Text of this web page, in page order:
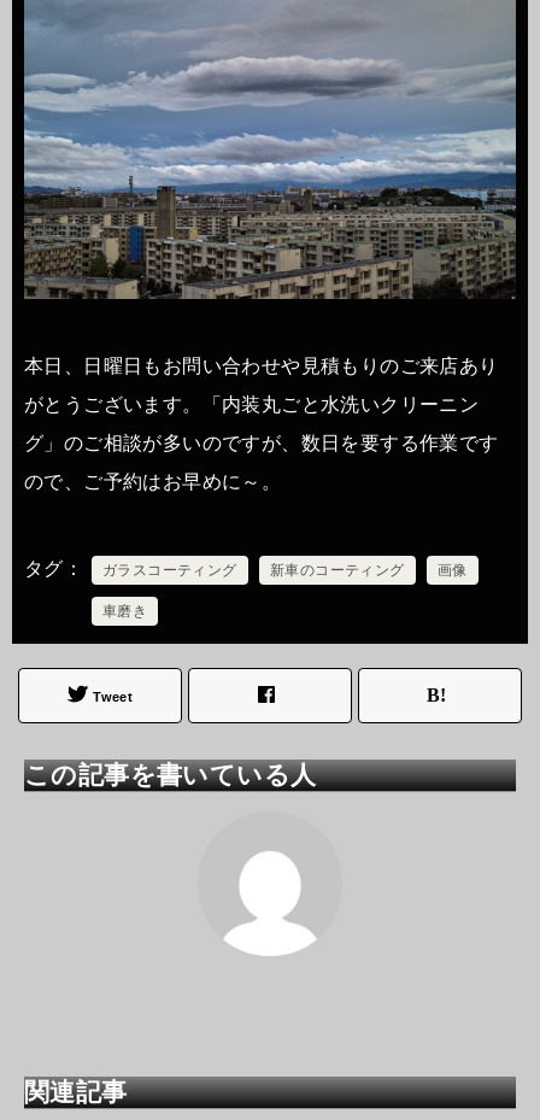
本日、日曜日もお問い合わせや見積もりのご来店あり
がとうございます。「内装丸ごと水洗いクリーニン
グ」のご相談が多いのですが、数日を要する作業です
ので、ご予約はお早めに～。
タグ ガラスコーティング 新車のコーティング 画像
車磨き
Tweet
この記事を書いている人
関連記事